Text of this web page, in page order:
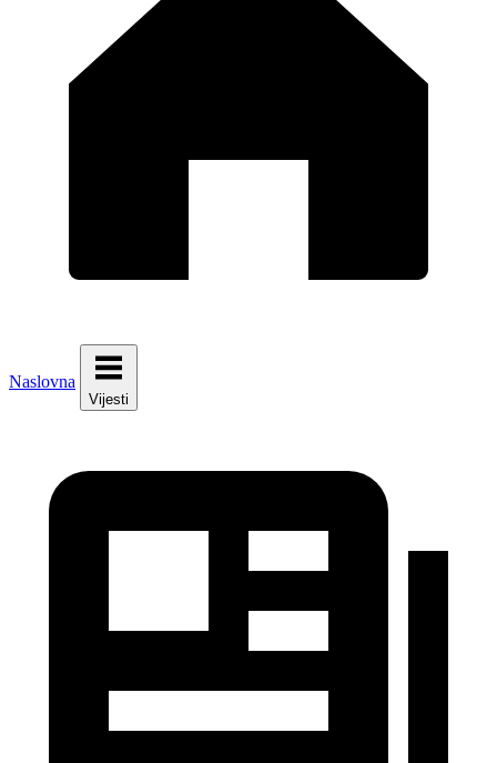
Naslovna
Vijesti